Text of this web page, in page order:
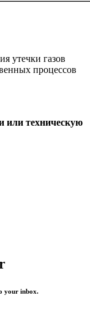
утечки газов
процессов
или техническую
your inbox.